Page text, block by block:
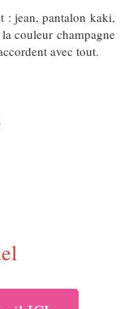
: jean, pantalon kaki,
couleur champagne
avec tout.